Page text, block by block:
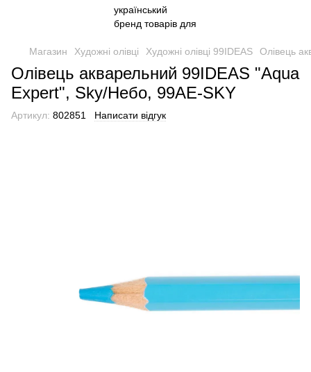
Магазин Художні олівці Художні олівці 99IDEAS Олівець
Олівець акварельний 99IDEAS "Aqua
Expert", Sky/Небо, 99AE-SKY
Артикул: 802851 Написати відгук